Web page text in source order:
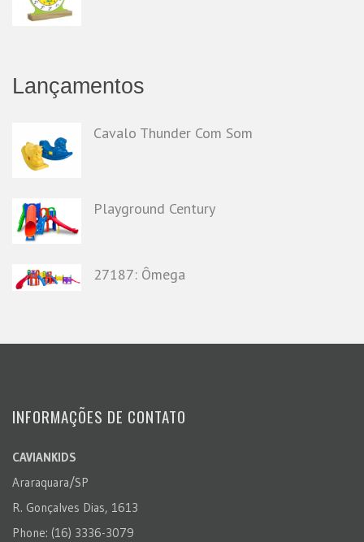
Lançamentos
Cavalo Thunder Com Som
Playground Century
27187: Ômega
INFORMAÇÕES DE CONTATO
CAVIANKIDS
Araraquara/SP
R. Gonçalves Dias, 1613
Phone: (16) 3336-3079